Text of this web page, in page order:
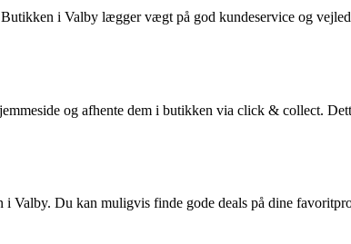
i Valby lægger vægt på god kundeservice og
og afhente dem i butikken via click & collect.
Du kan muligvis finde gode deals på dine